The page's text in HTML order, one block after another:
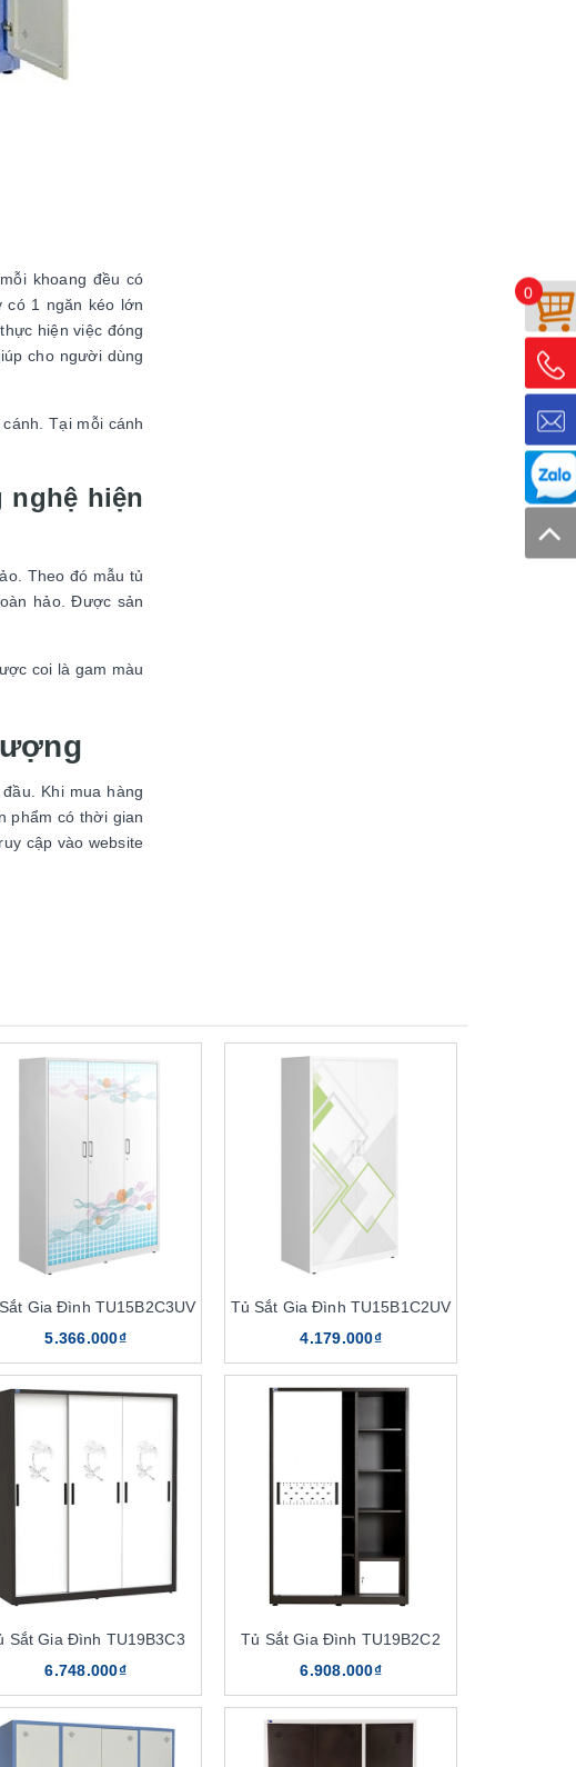
khoang đều có
có 1 ngăn kéo lớn
hiện việc đóng
cho người dùng
Tại mỗi cánh
nghệ hiện
Theo đó mẫu tủ
hảo. Được sản
coi là gam màu
Khi mua hàng
phẩm có thời gian
cập vào website
Gia Đình TU15B2C3UV
5.366.000₫
Tủ Sắt Gia Đình TU15B1C2UV
4.179.000₫
Sắt Gia Đình TU19B3C3
6.748.000₫
Tủ Sắt Gia Đình TU19B2C2
6.908.000₫
0